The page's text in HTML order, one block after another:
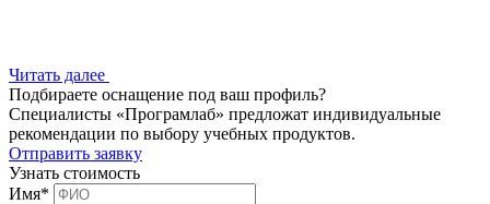
Читать далее
Подбираете оснащение под ваш профиль?
Специалисты «Програмлаб» предложат индивидуальные
рекомендации по выбору учебных продуктов.
Отправить заявку
Узнать стоимость
Имя*